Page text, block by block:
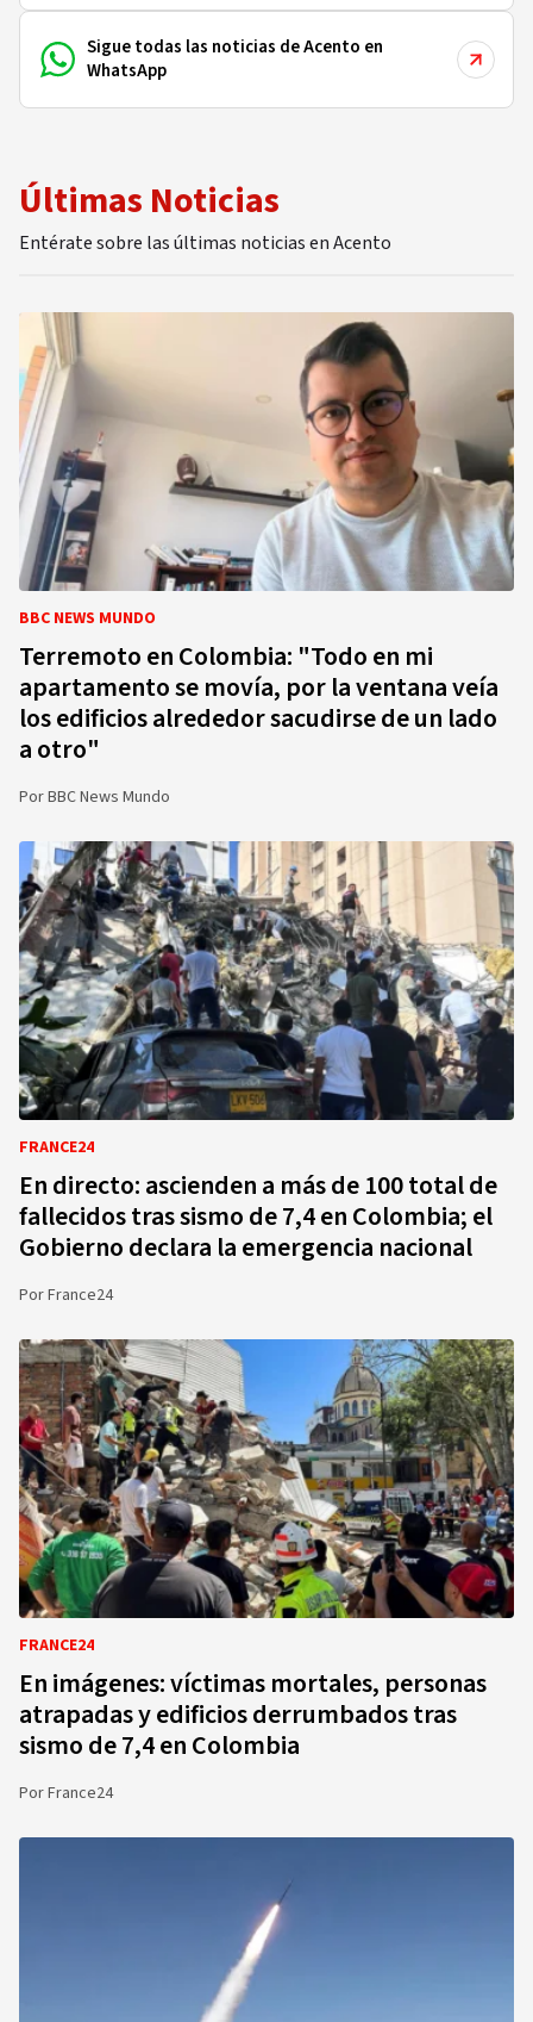
Sigue todas las noticias de Acento en
WhatsApp